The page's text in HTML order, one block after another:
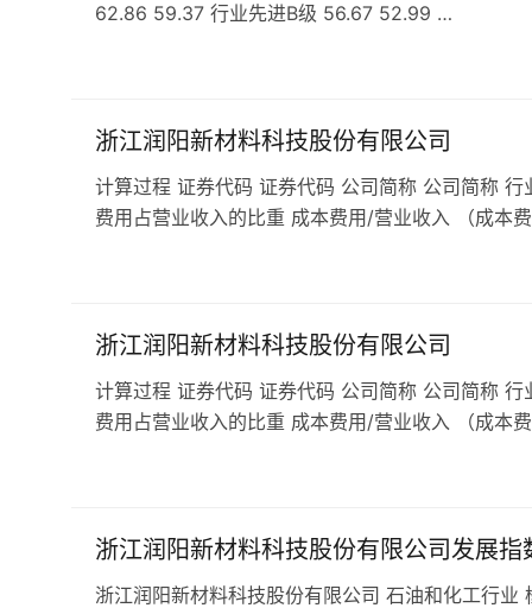
62.86 59.37 行业先进B级 56.67 52.99 …
浙江润阳新材料科技股份有限公司
计算过程 证券代码 证券代码 公司简称 公司简称
费用占营业收入的比重 成本费用/营业收入 （成本
浙江润阳新材料科技股份有限公司
计算过程 证券代码 证券代码 公司简称 公司简称
费用占营业收入的比重 成本费用/营业收入 （成本
浙江润阳新材料科技股份有限公司发展指
浙江润阳新材料科技股份有限公司 石油和化工行